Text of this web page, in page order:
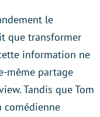
le
que transformer
information ne
même partage
Tandis que Tom
comédienne